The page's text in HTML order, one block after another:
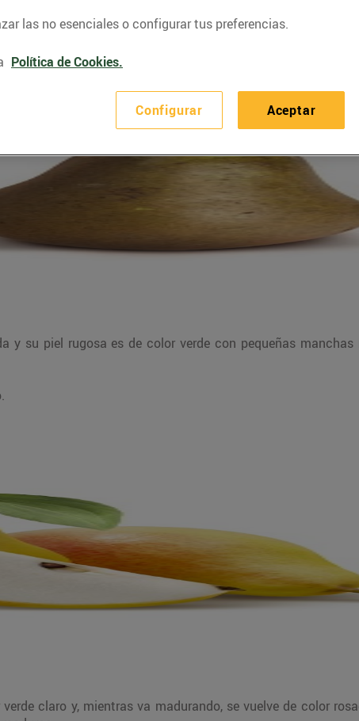
y peras y son varias las variedades que se cultivan
catalán, tal como se ha recogido en el estudio
de Fruita de Catalunya (AFRUCAT).
y su piel rugosa es de color verde con pequeñas
claro y, mientras va madurando, se vuelve de color
las no esenciales o configurar tus preferencias.
Política de Cookies.
Configurar Aceptar